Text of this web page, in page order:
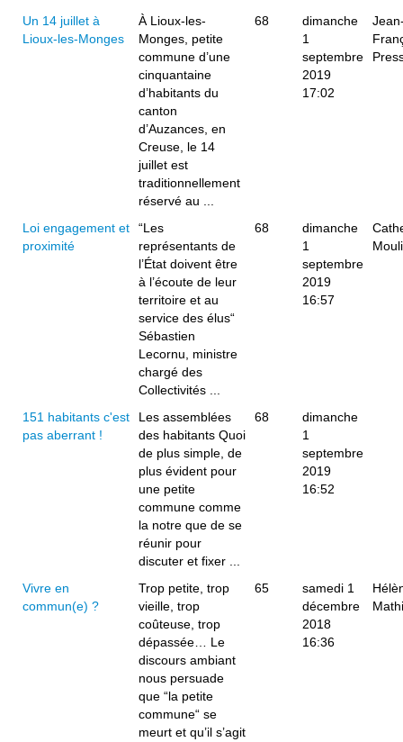
Un 14 juillet à
Lioux-les-Monges
À Lioux-les-
Monges, petite
commune d’une
cinquantaine
d’habitants du
canton
d’Auzances, en
Creuse, le 14
juillet est
traditionnellement
réservé au ...
68
dimanche
1
septembre
2019
17:02
Loi engagement et
proximité
“Les
représentants de
l’État doivent être
à l’écoute de leur
territoire et au
service des élus“
Sébastien
Lecornu, ministre
chargé des
Collectivités ...
68
dimanche
1
septembre
2019
16:57
151 habitants c'est
pas aberrant !
Les assemblées
des habitants Quoi
de plus simple, de
plus évident pour
une petite
commune comme
la notre que de se
réunir pour
discuter et fixer ...
68
dimanche
1
septembre
2019
16:52
Vivre en
commun(e) ?
Trop petite, trop
vieille, trop
coûteuse, trop
dépassée… Le
discours ambiant
nous persuade
que “la petite
commune“ se
meurt et qu’il s’agit
65
samedi 1
décembre
2018
16:36